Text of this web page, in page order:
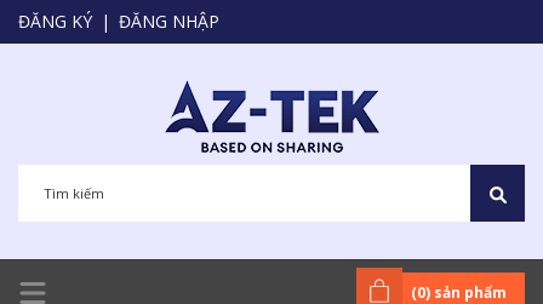
ĐĂNG KÝ | ĐĂNG NHẬP
(0) sản phẩm